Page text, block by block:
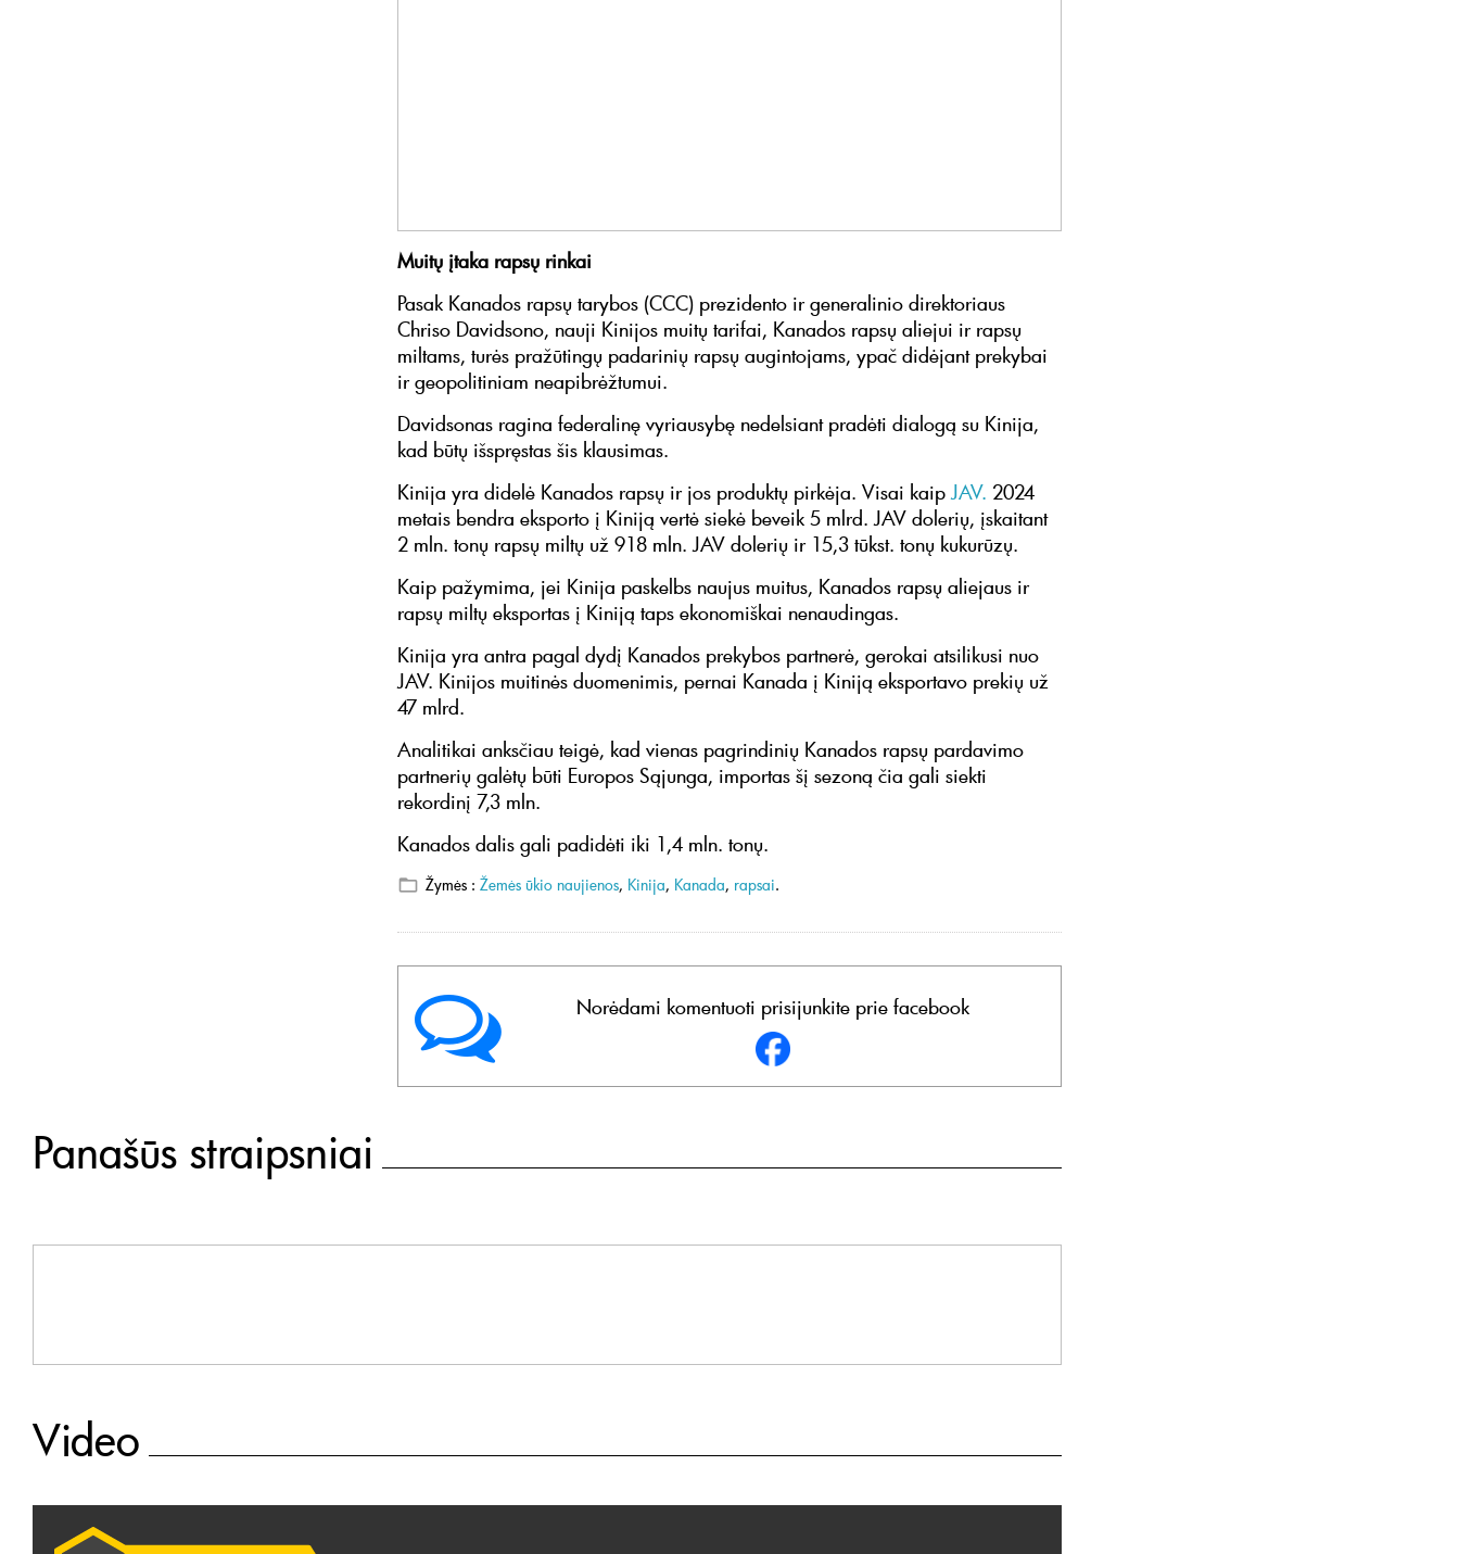
Muitų įtaka rapsų rinkai
Pasak Kanados rapsų tarybos (CCC) prezidento ir generalinio direktoriaus
Chriso Davidsono, nauji Kinijos muitų tarifai, Kanados rapsų aliejui ir rapsų
miltams, turės pražūtingų padarinių rapsų augintojams, ypač didėjant prekybai
ir geopolitiniam neapibrėžtumui.
Davidsonas ragina federalinę vyriausybę nedelsiant pradėti dialogą su Kinija,
kad būtų išspręstas šis klausimas.
Kinija yra didelė Kanados rapsų ir jos produktų pirkėja. Visai kaipJAV. 2024
metais bendra eksporto į Kiniją vertė siekė beveik 5 mlrd. JAV dolerių, įskaitant
2 mln. tonų rapsų miltų už 918 mln. JAV dolerių ir 15,3 tūkst. tonų kukurūzų.
Kaip pažymima, jei Kinija paskelbs naujus muitus, Kanados rapsų aliejaus ir
rapsų miltų eksportas į Kiniją taps ekonomiškai nenaudingas.
Kinija yra antra pagal dydį Kanados prekybos partnerė, gerokai atsilikusi nuo
JAV. Kinijos muitinės duomenimis, pernai Kanada į Kiniją eksportavo prekių už
47 mlrd.
Analitikai anksčiau teigė, kad vienas pagrindinių Kanados rapsų pardavimo
partnerių galėtų būti Europos Sąjunga, importas šį sezoną čia gali siekti
rekordinį 7,3 mln.
Kanados dalis gali padidėti iki 1,4 mln. tonų.
Žymės : Žemės ūkio naujienos, Kinija, Kanada, rapsai.
Norėdami komentuoti prisijunkite prie facebook
Panašūs straipsniai
Video